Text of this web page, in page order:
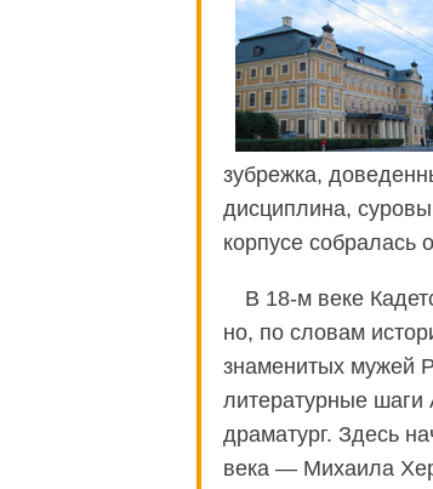
зубрежка,
дисциплина,
корпусе собралась
В 18-м веке
но, по словам
знаменитых мужей
литературные шаги
драматург. Здесь
века — Михаила